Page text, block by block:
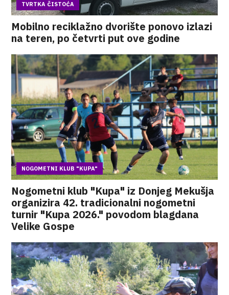
TVRTKA ČISTOĆA
Mobilno reciklažno dvorište ponovo izlazi
na teren, po četvrti put ove godine
NOGOMETNI KLUB "KUPA"
Nogometni klub "Kupa" iz Donjeg Mekušja
organizira 42. tradicionalni nogometni
turnir "Kupa 2026." povodom blagdana
Velike Gospe